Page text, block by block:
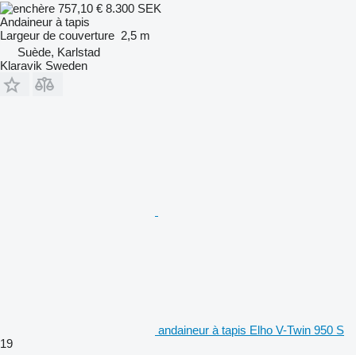
757,10 € 8.300 SEK
Andaineur à tapis
Largeur de couverture 2,5 m
Suède, Karlstad
Klaravik Sweden
andaineur à tapis Elho V-Twin 950 S
19